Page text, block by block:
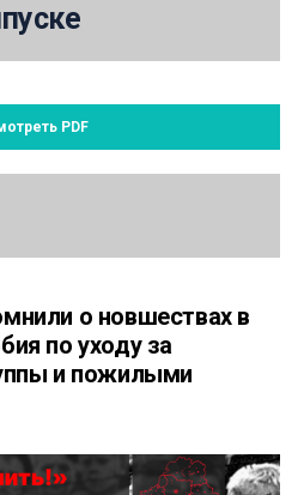
PDF
о новшествах в
по уходу за
и пожилыми